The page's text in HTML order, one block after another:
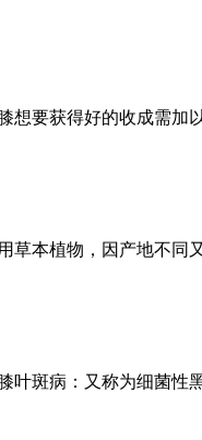
想要获得好的收成需
草本植物，因产地不
叶斑病：又称为细菌